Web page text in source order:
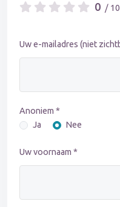
0 / 10
Uw e-mailadres (niet
Anoniem *
Ja
Nee
Uw voornaam *